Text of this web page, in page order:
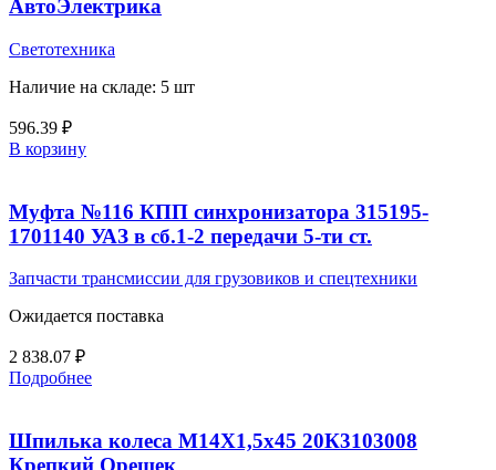
АвтоЭлектрика
Светотехника
Наличие на складе: 5 шт
596.39 ₽
В корзину
Муфта №116 КПП синхронизатора 315195-
1701140 УАЗ в сб.1-2 передачи 5-ти ст.
Запчасти трансмиссии для грузовиков и спецтехники
Ожидается поставка
2 838.07 ₽
Подробнее
Шпилька колеса М14Х1,5х45 20К3103008
Крепкий Орешек